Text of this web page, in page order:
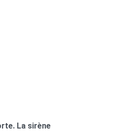
La sirène